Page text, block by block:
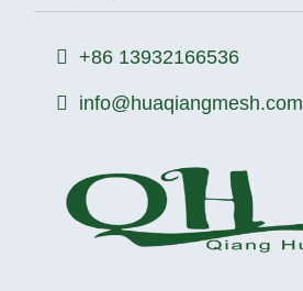
+86 13932166536
info@huaqiangmesh.com